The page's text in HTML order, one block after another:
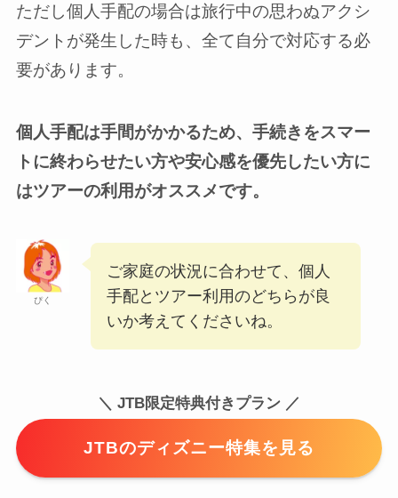
ただし個人手配の場合は旅行中の思わぬアクシ
デントが発生した時も、全て自分で対応する必
要があります。
個人手配は手間がかかるため、手続きをスマー
トに終わらせたい方や安心感を優先したい方に
はツアーの利用がオススメです。
ぴく
ご家庭の状況に合わせて、個人
手配とツアー利用のどちらが良
いか考えてくださいね。
＼ JTB限定特典付きプラン ／
JTBのディズニー特集を見る